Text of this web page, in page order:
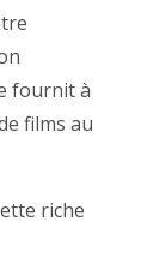
fournit à
films au
riche